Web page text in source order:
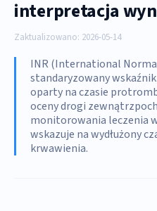
interpretacja
Zaktualizowano: 2026-05-14
INR (International
standaryzowany
oparty na czasie
oceny drogi
monitorowania leczenia
wskazuje na wydłużony
krwawienia.